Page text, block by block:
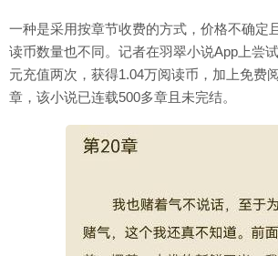
一种是采用按章节收费的方式，价格不确定
读币数量也不同。记者在羽翠小说App上尝
元充值两次，获得1.04万阅读币，加上免费
章，该小说已连载500多章且未完结。